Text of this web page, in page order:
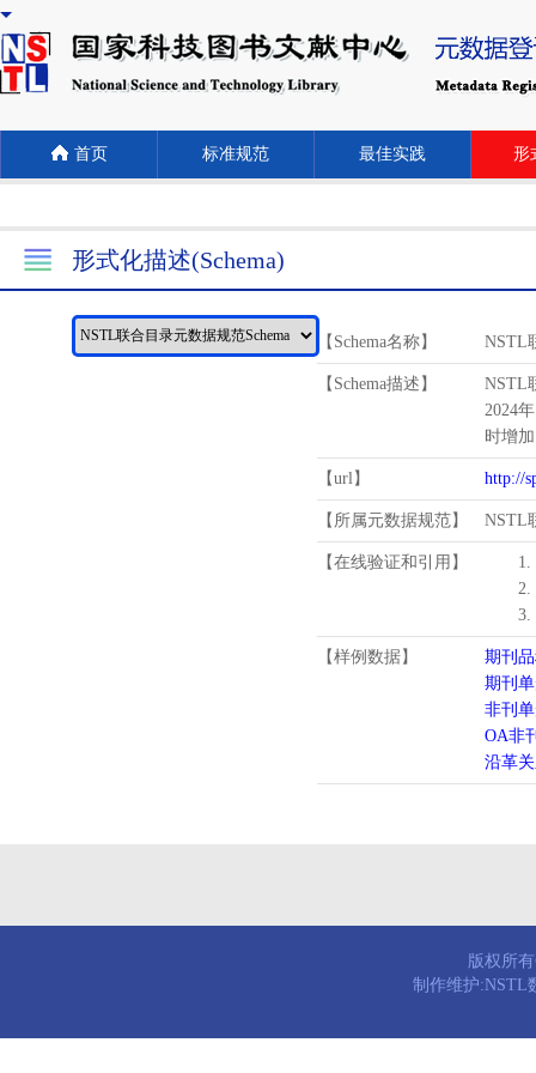
首页 标准规范 最佳实践 形
形式化描述(Schema)
【Schema名称】 NSTL
【Schema描述】
NSTL
2024
时增
【url】 http://
【所属元数据规范】 NSTL
【在线验证和引用】
1.
2.
3.
【样例数据】
期刊
期刊
非刊
OA非
沿革
版权所
制作维护:NSTL